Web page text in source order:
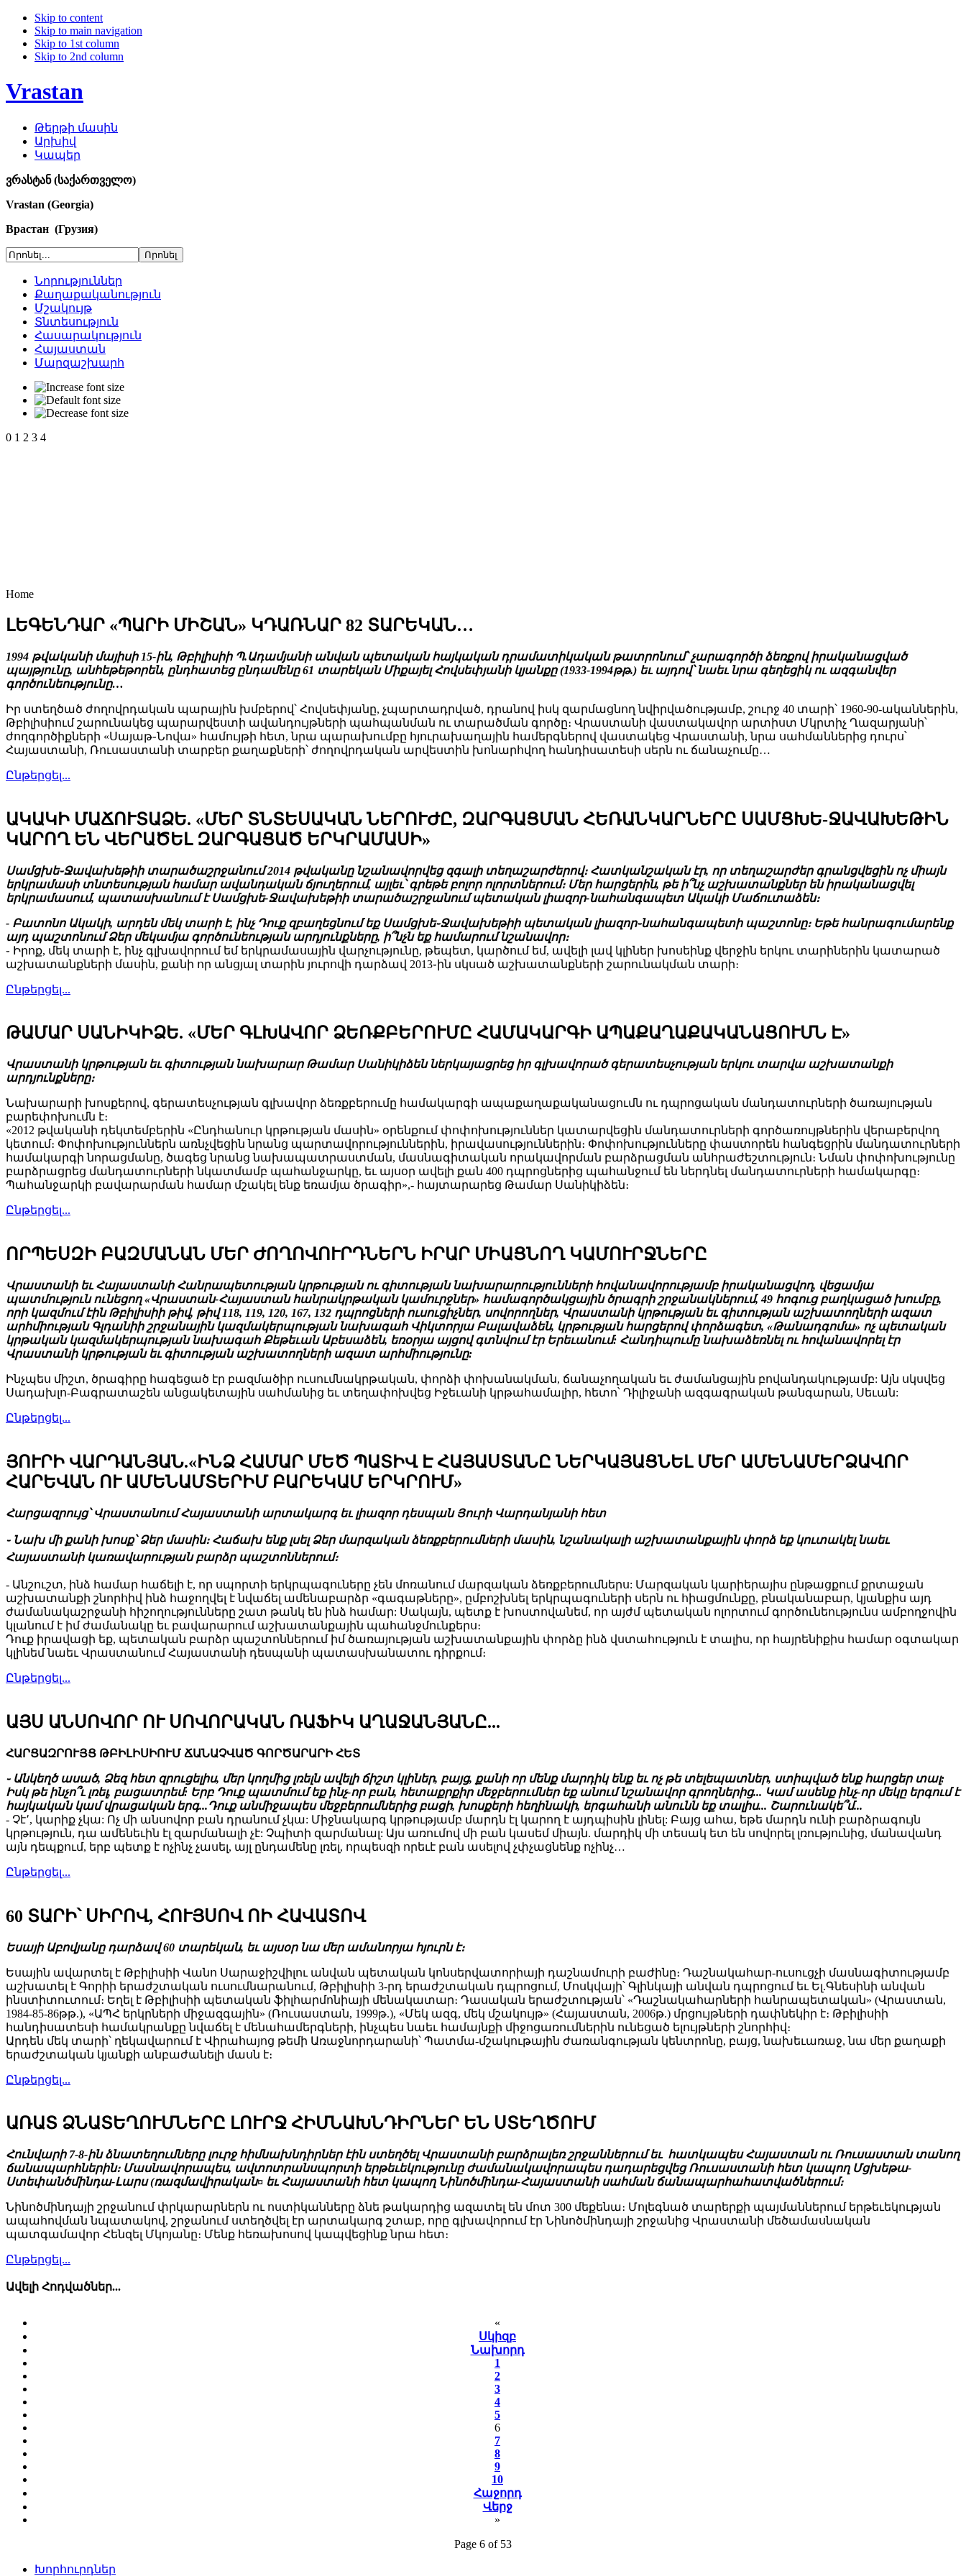
Skip to content
Skip to main navigation
Skip to 1st column
Skip to 2nd column
Vrastan
Թերթի մասին
Արխիվ
Կապեր
ვრასტან (საქართველო)
Vrastan (Georgia)
Врастан (Грузия)
Նորություններ
Քաղաքականություն
Մշակույթ
Տնտեսություն
Հասարակություն
Հայաստան
Մարզաշխարհ
0 1 2 3 4
Home
ԼԵԳԵՆԴԱՐ «ՊԱՐԻ ՄԻՇԱՆ» ԿԴԱՌՆԱՐ 82 ՏԱՐԵԿԱՆ…
1994 թվականի մայիսի 15-ին, Թբիլիսիի Պ.Ադամյանի անվան պետական հայկական դրամատիկական թատրոնում՝ չարագործի ձեռքով իրականացված
պայթյունը, անհեթեթորեն, ընդհատեց ընդամենը 61 տարեկան Միքայել Հովսեփյանի կյանքը (1933-1994թթ.) եւ այդով՝ նաեւ նրա գեղեցիկ ու ազգանվեր
գործունեությունը…
Իր ստեղծած ժողովրդական պարային խմբերով՝ Հովսեփյանը, չպարտադրված, դրանով իսկ զարմացնող նվիրվածությամբ, շուրջ 40 տարի՝ 1960-90-ականներին,
Թբիլիսիում շարունակեց պարարվեստի ավանդույթների պահպանման ու տարածման գործը։ Վրաստանի վաստակավոր արտիստ Մկրտիչ Ղազարյանի՝
ժողգործիքների «Սայաթ֊Նովա» համույթի հետ, նրա պարախումբը հյուրախաղային համերգներով վաստակեց Վրաստանի, նրա սահմաններից դուրս՝
Հայաստանի, Ռուսաստանի տարբեր քաղաքների՝ ժողովրդական արվեստին խոնարհվող հանդիսատեսի սերն ու ճանաչումը…
Ընթերցել...
ԱԿԱԿԻ ՄԱՃՈՒՏԱՁԵ. «ՄԵՐ ՏՆՏԵՍԱԿԱՆ ՆԵՐՈՒԺԸ, ԶԱՐԳԱՑՄԱՆ ՀԵՌԱՆԿԱՐՆԵՐԸ ՍԱՄՑԽԵ-ՋԱՎԱԽԵԹԻՆ
ԿԱՐՈՂ ԵՆ ՎԵՐԱԾԵԼ ԶԱՐԳԱՑԱԾ ԵՐԿՐԱՄԱՍԻ»
Սամցխե֊Ջավախեթիի տարածաշրջանում 2014 թվականը նշանավորվեց զգալի տեղաշարժերով։ Հատկանշական էր, որ տեղաշարժեր գրանցվեցին ոչ միայն
երկրամասի տնտեսության համար ավանդական ճյուղերում, այլեւ՝ գրեթե բոլոր ոլորտներում։ Մեր հարցերին, թե ի՞նչ աշխատանքներ են իրականացվել
երկրամասում, պատասխանում է Սամցխե-Ջավախեթիի տարածաշրջանում պետական լիազոր-նահանգապետ Ակակի Մաճուտաձեն։
- Բատոնո Ակակի, արդեն մեկ տարի է, ինչ Դուք զբաղեցնում եք Սամցխե֊Ջավախեթիի պետական լիազոր֊նահանգապետի պաշտոնը։ Եթե հանրագումարենք
այդ պաշտոնում Ձեր մեկամյա գործունեության արդյունքները, ի՞նչն եք համարում նշանավոր։
֊ Իրոք, մեկ տարի է, ինչ գլխավորում եմ երկրամասային վարչությունը, թեպետ, կարծում եմ, ավելի լավ կլիներ խոսեինք վերջին երկու տարիներին կատարած
աշխատանքների մասին, քանի որ անցյալ տարին յուրովի դարձավ 2013֊ին սկսած աշխատանքների շարունակման տարի։
Ընթերցել...
ԹԱՄԱՐ ՍԱՆԻԿԻՁԵ. «ՄԵՐ ԳԼԽԱՎՈՐ ՁԵՌՔԲԵՐՈՒՄԸ ՀԱՄԱԿԱՐԳԻ ԱՊԱՔԱՂԱՔԱԿԱՆԱՑՈՒՄՆ Է»
Վրաստանի կրթության եւ գիտության նախարար Թամար Սանիկիձեն ներկայացրեց իր գլխավորած գերատեսչության երկու տարվա աշխատանքի
արդյունքները։
Նախարարի խոսքերով, գերատեսչության գլխավոր ձեռքբերումը համակարգի ապաքաղաքականացումն ու դպրոցական մանդատուրների ծառայության
բարեփոխումն է։
«2012 թվականի դեկտեմբերին «Ընդհանուր կրթության մասին» օրենքում փոփոխություններ կատարվեցին մանդատուրների գործառույթներին վերաբերվող
կետում։ Փոփոխություններն առնչվեցին նրանց պարտավորություններին, իրավասություններին։ Փոփոխությունները փաստորեն հանգեցրին մանդատուրների
համակարգի նորացմանը, ծագեց նրանց նախապատրաստման, մասնագիտական որակավորման բարձրացման անհրաժեշտություն։ Նման փոփոխությունը
բարձրացրեց մանդատուրների նկատմամբ պահանջարկը, եւ այսօր ավելի քան 400 դպրոցներից պահանջում են ներդնել մանդատուրների համակարգը։
Պահանջարկի բավարարման համար մշակել ենք եռամյա ծրագիր»,- հայտարարեց Թամար Սանիկիձեն։
Ընթերցել...
ՈՐՊԵՍԶԻ ԲԱԶՄԱՆԱՆ ՄԵՐ ԺՈՂՈՎՈՒՐԴՆԵՐՆ ԻՐԱՐ ՄԻԱՑՆՈՂ ԿԱՄՈՒՐՋՆԵՐԸ
Վրաստանի եւ Հայաստանի Հանրապետության կրթության ու գիտության նախարարությունների հովանավորությամբ իրականացվող, վեցամյա
պատմություն ունեցող «Վրաստան-Հայաստան հանրակրթական կամուրջներ» համագործակցային ծրագրի շրջանակներում, 49 հոգուց բաղկացած խումբը,
որի կազմում էին Թբիլիսիի թիվ, թիվ 118, 119, 120, 167, 132 դպրոցների ուսուցիչներ, սովորողներ, Վրաստանի կրթության եւ գիտության աշխատողների ազատ
արհմիության Գլդանիի շրջանային կազմակերպության նախագահ Վիկտորյա Բալավաձեն, կրթության հարցերով փորձագետ, «Թանադգոմա» ոչ պետական
կրթական կազմակերպության նախագահ Քեթեւան Աբեսաձեն, եռօրյա այցով գտնվում էր Երեւանում: Հանդիպումը նախաձեռնել ու հովանավորել էր
Վրաստանի կրթության եւ գիտության աշխատողների ազատ արհմիությունը:
Ինչպես միշտ, ծրագիրը հագեցած էր բազմածիր ուսումնակրթական, փորձի փոխանակման, ճանաչողական եւ ժամանցային բովանդակությամբ: Այն սկսվեց
Սադախլո-Բագրատաշեն անցակետային սահմանից եւ տեղափոխվեց Իջեւանի կրթահամալիր, հետո՝ Դիլիջանի ազգագրական թանգարան, Սեւան:
Ընթերցել...
ՅՈՒՐԻ ՎԱՐԴԱՆՅԱՆ.«ԻՆՁ ՀԱՄԱՐ ՄԵԾ ՊԱՏԻՎ Է ՀԱՅԱՍՏԱՆԸ ՆԵՐԿԱՅԱՑՆԵԼ ՄԵՐ ԱՄԵՆԱՄԵՐՁԱՎՈՐ
ՀԱՐԵՎԱՆ ՈՒ ԱՄԵՆԱՄՏԵՐԻՄ ԲԱՐԵԿԱՄ ԵՐԿՐՈՒՄ»
Հարցազրույց՝ Վրաստանում Հայաստանի արտակարգ եւ լիազոր դեսպան Յուրի Վարդանյանի հետ
֊ Նախ մի քանի խոսք՝ Ձեր մասին։ Հաճախ ենք լսել Ձեր մարզական ձեռքբերումների մասին, նշանակալի աշխատանքային փորձ եք կուտակել նաեւ
Հայաստանի կառավարության բարձր պաշտոններում։
- Անշուշտ, ինձ համար հաճելի է, որ սպորտի երկրպագուները չեն մոռանում մարզական ձեռքբերումներս: Մարզական կարիերայիս ընթացքում քրտաջան
աշխատանքի շնորհիվ ինձ հաջողվել է նվաճել ամենաբարձր «գագաթները», ըմբոշխնել երկրպագուների սերն ու հիացմունքը, բնականաբար, կյանքիս այդ
ժամանակաշրջանի հիշողությունները շատ թանկ են ինձ համար: Սակայն, պետք է խոստովանեմ, որ այժմ պետական ոլորտում գործունեությունս ամբողջովին
կլանում է իմ ժամանակը եւ բավարարում աշխատանքային պահանջմունքերս։
Դուք իրավացի եք, պետական բարձր պաշտոններում իմ ծառայության աշխատանքային փորձը ինձ վստահություն է տալիս, որ հայրենիքիս համար օգտակար
կլինեմ նաեւ Վրաստանում Հայաստանի դեսպանի պատասխանատու դիրքում։
Ընթերցել...
ԱՅՍ ԱՆՍՈՎՈՐ ՈՒ ՍՈՎՈՐԱԿԱՆ ՌԱՖԻԿ ԱՂԱՋԱՆՅԱՆԸ...
ՀԱՐՑԱԶՐՈՒՅՑ ԹԲԻԼԻՍԻՈՒՄ ՃԱՆԱՉՎԱԾ ԳՈՐԾԱՐԱՐԻ ՀԵՏ
֊ Անկեղծ ասած, Ձեզ հետ զրուցելիս, մեր կողմից լռելն ավելի ճիշտ կլիներ, բայց, քանի որ մենք մարդիկ ենք եւ ոչ թե տելեպատներ, ստիպված ենք հարցեր տալ:
Իսկ թե ինչո՞ւ լռել, բացատրեմ: Երբ Դուք պատմում եք ինչ-որ բան, հետաքրքիր մեջբերումներ եք անում նշանավոր գրողներից... Կամ ասենք ինչ-որ մեկը երգում է
հայկական կամ վրացական երգ...Դուք անմիջապես մեջբերումներից բացի, խոսքերի հեղինակի, երգահանի անունն եք տալիս... Շարունակե՞մ...
- Չէ՚, կարիք չկա: Ոչ մի անսովոր բան դրանում չկա: Միջնակարգ կրթությամբ մարդն էլ կարող է այդպիսին լինել: Բայց ահա, եթե մարդն ունի բարձրագույն
կրթություն, դա ամենեւին էլ զարմանալի չէ: Չպիտի զարմանալ: Այս առումով մի բան կասեմ միայն. մարդիկ մի տեսակ ետ են սովորել լռությունից, մանավանդ
այն դեպքում, երբ պետք է ոչինչ չասել, այլ ընդամենը լռել, որպեսզի որեւէ բան ասելով չփչացնենք ոչինչ…
Ընթերցել...
60 ՏԱՐԻ՝ ՍԻՐՈՎ, ՀՈՒՅՍՈՎ ՈԻ ՀԱՎԱՏՈՎ
Եսայի Աբովյանը դարձավ 60 տարեկան, եւ այսօր նա մեր ամանորյա հյուրն է։
Եսային ավարտել է Թբիլիսիի Վանո Սարաջիշվիլու անվան պետական կոնսերվատորիայի դաշնամուրի բաժինը։ Դաշնակահար-ուսուցչի մասնագիտությամբ
աշխատել է Գորիի երաժշտական ուսումնարանում, Թբիլիսիի 3-րդ երաժշտական դպրոցում, Մոսկվայի՝ Գլինկայի անվան դպրոցում եւ Ել.Գնեսինի անվան
ինստիտուտում։ Եղել է Թբիլիսիի պետական ֆիլհարմոնիայի մենակատար։ Դասական երաժշտության՝ «Դաշնակահարների հանրապետական» (Վրաստան,
1984-85-86թթ.), «ԱՊՀ երկրների միջազգային» (Ռուսաստան, 1999թ.), «Մեկ ազգ, մեկ մշակույթ» (Հայաստան, 2006թ.) մրցույթների դափնեկիր է։ Թբիլիսիի
հանդիսատեսի համակրանքը նվաճել է մենահամերգների, ինչպես նաեւ համայնքի միջոցառումներին ունեցած ելույթների շնորհիվ։
Արդեն մեկ տարի՝ ղեկավարում է Վիրահայոց թեմի Առաջնորդարանի՝ Պատմա-մշակութային ժառանգության կենտրոնը, բայց, նախեւառաջ, նա մեր քաղաքի
երաժշտական կյանքի անբաժանելի մասն է։
Ընթերցել...
ԱՌԱՏ ՁՆԱՏԵՂՈՒՄՆԵՐԸ ԼՈՒՐՋ ՀԻՄՆԱԽՆԴԻՐՆԵՐ ԵՆ ՍՏԵՂԾՈՒՄ
Հունվարի 7-8-ին ձնատեղումները լուրջ հիմնախնդիրներ էին ստեղծել Վրաստանի բարձրալեռ շրջաններում եւ հատկապես Հայաստան ու Ռուսաստան տանող
ճանապարհներին։ Մասնավորապես, ավտոտրանսպորտի երթեւեկությունը ժամանակավորապես դադարեցվեց Ռուսաստանի հետ կապող Մցխեթա-
Ստեփանծմինդա-Լարս (ռազմավիրական¤ եւ Հայաստանի հետ կապող Նինոծմինդա-Հայաստանի սահման ճանապարհահատվածներում։
Նինոծմինդայի շրջանում փրկարարներն ու ոստիկանները ձնե թակարդից ազատել են մոտ 300 մեքենա։ Մոլեգնած տարերքի պայմաններում երթեւեկության
ապահովման նպատակով, շրջանում ստեղծվել էր արտակարգ շտաբ, որը գլխավորում էր Նինոծմինդայի շրջանից Վրաստանի մեծամասնական
պատգամավոր Հենզել Մկոյանը։ Մենք հեռախոսով կապվեցինք նրա հետ։
Ընթերցել...
Ավելի Հոդվածներ...
«
Սկիզբ
Նախորդ
1
2
3
4
5
6
7
8
9
10
Հաջորդ
Վերջ
»
Page 6 of 53
Խորհուրդներ